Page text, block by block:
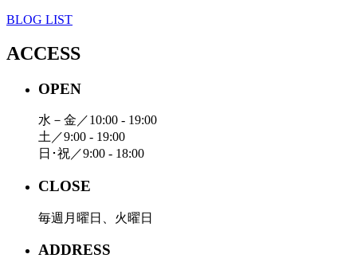
BLOG LIST
ACCESS
OPEN
水－金／10:00 - 19:00
土／9:00 - 19:00
日･祝／9:00 - 18:00
CLOSE
毎週月曜日、火曜日
ADDRESS